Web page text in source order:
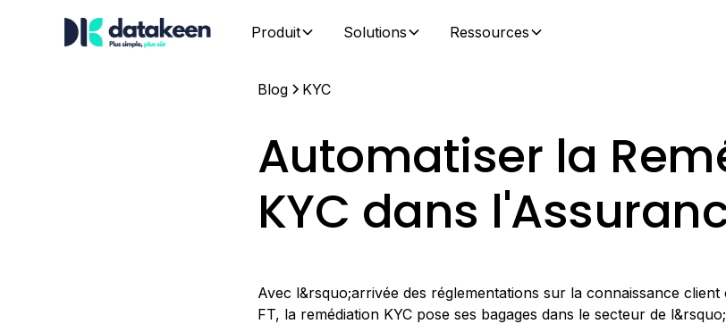
Produit Solutions Ressources
Blog KYC
Automatiser la
KYC dans
Avec l&rsquo;arrivée des réglementations sur la connaissance
FT, la remédiation KYC pose ses bagages dans le secteur de